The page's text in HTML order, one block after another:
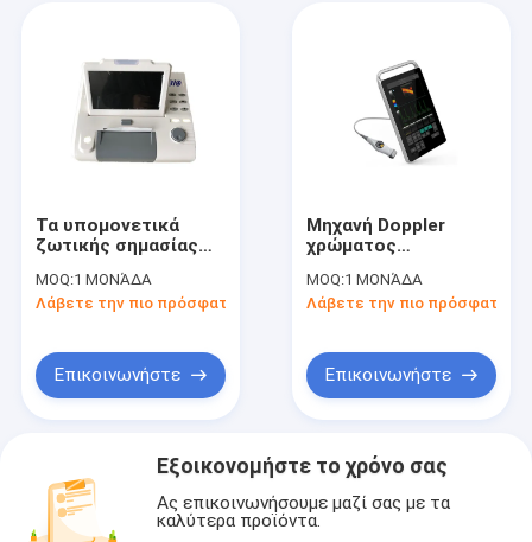
Τα υπομονετικά
ζωτικής σημασίας
εμβρυϊκό μητρικό
όργανο ελέγχου με
MOQ:1 ΜΟΝΆΔΑ
Λάβετε την πιο πρόσφατη τιμή
Επικοινωνήστε
Μηχανή Doppler
χρώματος
υπερήχου χρώματος
καροτσακιών με»
MOQ:1 ΜΟΝΆΔΑ
Λάβετε την πιο πρόσφατη
Επικοινωνήστε
Εξοικονομήστε το χρόνο σας
Ας επικοινωνήσουμε μαζί σας με τα
καλύτερα προϊόντα.